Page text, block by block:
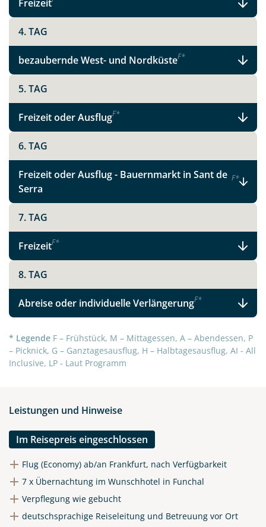
WhatsApp
per E-Mail senden
Link kopieren
Freizeit
4. TAG
bezaubernde West- und NordküsteF*
5. TAG
Freizeit oder AusflugF*
6. TAG
Freizeit oder Ausflug - Bauernmarkt in Sant de
Serra
F*
7. TAG
FreizeitF*
8. TAG
Abreise oder individuelle VerlängerungF*
* Legende F – Frühstück, M – Mittagessen, A – Abendessen, P
– Picknick, G – Ganztagesausflug, H – Halbtagesausflug, AI - All
Inclusive, LP - Laut Programm
Leistungen und Hinweise
Im Reisepreis eingeschlossen
Flug (Economy) ab/an Frankfurt, nach Verfügbarkeit
7 x Übernachtung im Wunschhotel in Funchal
Verpflegung wie gebucht
deutschsprachige Reiseleitung und Betreuung vor Ort